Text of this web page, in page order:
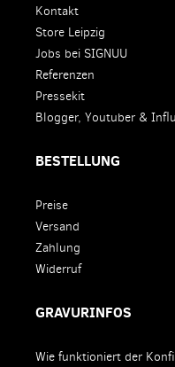
Kontakt
Store Leipzig
Jobs bei SIGNUU
Referenzen
Pressekit
Blogger, Youtuber &
BESTELLUNG
Preise
Versand
Zahlung
Widerruf
GRAVURINFOS
Wie funktioniert der